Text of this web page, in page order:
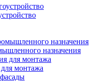
назначения
монтажа